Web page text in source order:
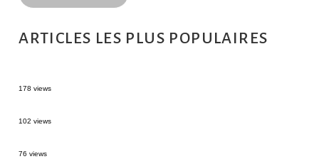
ARTICLES LES PLUS POPULAIRES
178 views
102 views
76 views